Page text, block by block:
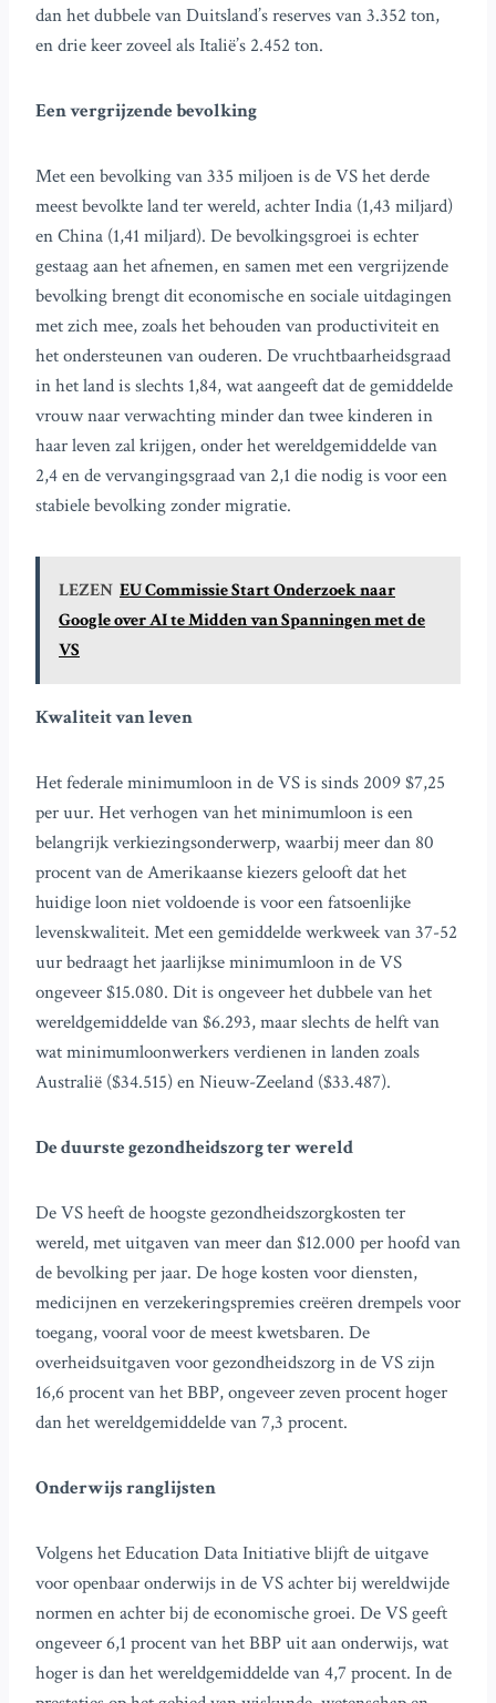
dan het dubbele van Duitsland’s reserves van 3.352 ton,
en drie keer zoveel als Italië’s 2.452 ton.
Een vergrijzende bevolking
Met een bevolking van 335 miljoen is de VS het derde
meest bevolkte land ter wereld, achter India (1,43 miljard)
en China (1,41 miljard). De bevolkingsgroei is echter
gestaag aan het afnemen, en samen met een vergrijzende
bevolking brengt dit economische en sociale uitdagingen
met zich mee, zoals het behouden van productiviteit en
het ondersteunen van ouderen. De vruchtbaarheidsgraad
in het land is slechts 1,84, wat aangeeft dat de gemiddelde
vrouw naar verwachting minder dan twee kinderen in
haar leven zal krijgen, onder het wereldgemiddelde van
2,4 en de vervangingsgraad van 2,1 die nodig is voor een
stabiele bevolking zonder migratie.
LEZEN EU Commissie Start Onderzoek naar
Google over AI te Midden van Spanningen met de
VS
Kwaliteit van leven
Het federale minimumloon in de VS is sinds 2009 $7,25
per uur. Het verhogen van het minimumloon is een
belangrijk verkiezingsonderwerp, waarbij meer dan 80
procent van de Amerikaanse kiezers gelooft dat het
huidige loon niet voldoende is voor een fatsoenlijke
levenskwaliteit. Met een gemiddelde werkweek van 37-52
uur bedraagt het jaarlijkse minimumloon in de VS
ongeveer $15.080. Dit is ongeveer het dubbele van het
wereldgemiddelde van $6.293, maar slechts de helft van
wat minimumloonwerkers verdienen in landen zoals
Australië ($34.515) en Nieuw-Zeeland ($33.487).
De duurste gezondheidszorg ter wereld
De VS heeft de hoogste gezondheidszorgkosten ter
wereld, met uitgaven van meer dan $12.000 per hoofd van
de bevolking per jaar. De hoge kosten voor diensten,
medicijnen en verzekeringspremies creëren drempels voor
toegang, vooral voor de meest kwetsbaren. De
overheidsuitgaven voor gezondheidszorg in de VS zijn
16,6 procent van het BBP, ongeveer zeven procent hoger
dan het wereldgemiddelde van 7,3 procent.
Onderwijs ranglijsten
Volgens het Education Data Initiative blijft de uitgave
voor openbaar onderwijs in de VS achter bij wereldwijde
normen en achter bij de economische groei. De VS geeft
ongeveer 6,1 procent van het BBP uit aan onderwijs, wat
hoger is dan het wereldgemiddelde van 4,7 procent. In de